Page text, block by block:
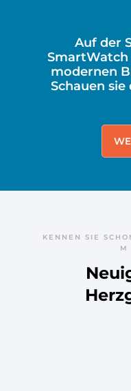
Auf der
SmartWatch
modernen
Schauen
KENNEN SIE
M